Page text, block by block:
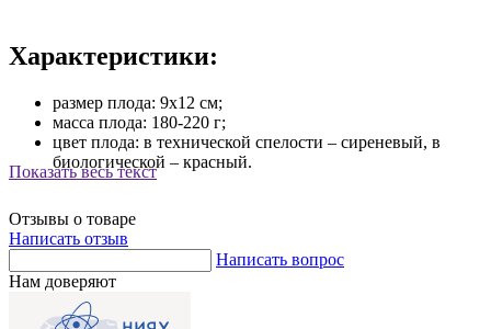
Показать весь текст
Характеристики:
размер плода: 9х12 см;
масса плода: 180-220 г;
цвет плода: в технической спелости – сиреневый, в
биологической – красный.
Отзывы о товаре
Написать отзыв
Написать вопрос
Нам доверяют